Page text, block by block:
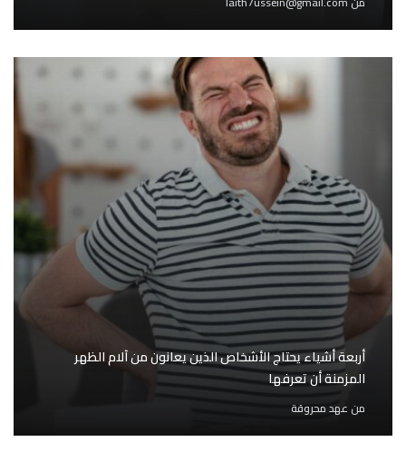
أربعة أشياء يحتاج الأشخاص الذين يعانون من آلام الظهر
المزمنة أن تعرفها
من عهد محروقة